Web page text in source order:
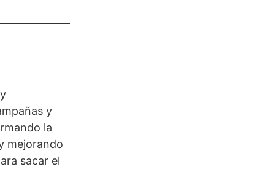
y
y
la
mejorando
sacar el